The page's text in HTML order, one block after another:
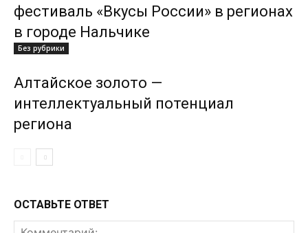
фестиваль «Вкусы России» в регионах
в городе Нальчике
Без рубрики
Алтайское золото —
интеллектуальный потенциал
региона
ОСТАВЬТЕ ОТВЕТ